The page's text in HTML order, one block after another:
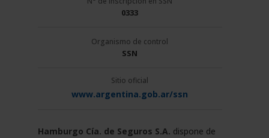
0333
Organismo de control
SSN
Sitio oficial
www.argentina.gob.ar/ssn
Hamburgo Cía. de Seguros S.A. dispone de